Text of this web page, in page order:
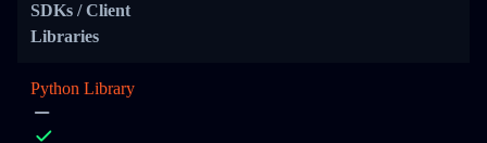
SDKs / Client
Libraries
Python Library